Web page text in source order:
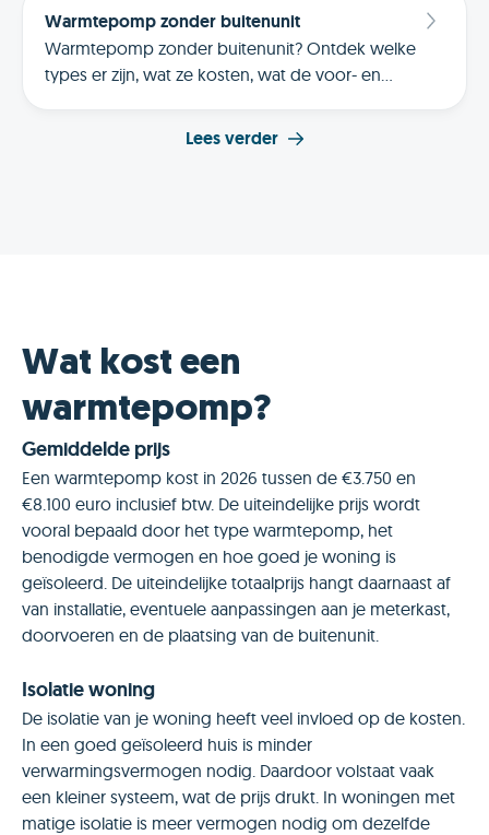
Warmtepomp zonder buitenunit
Warmtepomp zonder buitenunit? Ontdek welke
types er zijn, wat ze kosten, wat de voor- en
Lees verder
Wat kost een
warmtepomp?
Gemiddelde prijs
Een warmtepomp kost in 2026 tussen de €3.750 en
€8.100 euro inclusief btw. De uiteindelijke prijs wordt
vooral bepaald door het type warmtepomp, het
benodigde vermogen en hoe goed je woning is
geïsoleerd. De uiteindelijke totaalprijs hangt daarnaast af
van installatie, eventuele aanpassingen aan je meterkast,
doorvoeren en de plaatsing van de buitenunit.
Isolatie woning
De isolatie van je woning heeft veel invloed op de kosten.
In een goed geïsoleerd huis is minder
verwarmingsvermogen nodig. Daardoor volstaat vaak
een kleiner systeem, wat de prijs drukt. In woningen met
matige isolatie is meer vermogen nodig om dezelfde